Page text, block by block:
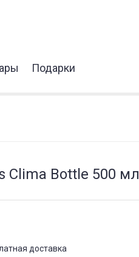
Подарки
Clima Bottle 500 мл
доставка